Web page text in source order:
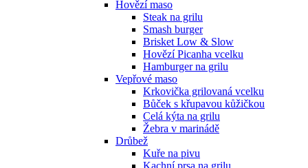
Hovězí maso
Steak na grilu
Smash burger
Brisket Low & Slow
Hovězí Picanha vcelku
Hamburger na grilu
Vepřové maso
Krkovička grilovaná vcelku
Bůček s křupavou kůžičkou
Celá kýta na grilu
Žebra v marinádě
Drůbež
Kuře na pivu
Kachní prsa na grilu